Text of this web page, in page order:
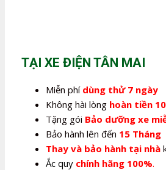
TẠI XE ĐIỆN TÂN MAI
Miễn phí dùng thử 7 ngày
Không hài lòng hoàn tiền
Tặng gói Bảo dưỡng xe
Bảo hành lên đến 15 Tháng
Thay và bảo hành tại nhà
Ắc quy chính hãng 100%.